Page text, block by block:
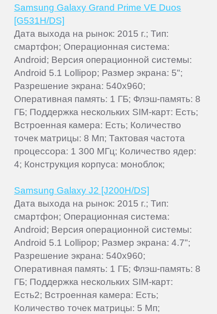
Samsung Galaxy Grand Prime VE Duos
[G531H/DS]
Дата выхода на рынок: 2015 г.; Тип:
смартфон; Операционная система:
Android; Версия операционной системы:
Android 5.1 Lollipop; Размер экрана: 5";
Разрешение экрана: 540x960;
Оперативная память: 1 ГБ; Флэш-память: 8
ГБ; Поддержка нескольких SIM-карт: Есть;
Встроенная камера: Есть; Количество
точек матрицы: 8 Мп; Тактовая частота
процессора: 1 300 МГц; Количество ядер:
4; Конструкция корпуса: моноблок;
Samsung Galaxy J2 [J200H/DS]
Дата выхода на рынок: 2015 г.; Тип:
смартфон; Операционная система:
Android; Версия операционной системы:
Android 5.1 Lollipop; Размер экрана: 4.7";
Разрешение экрана: 540x960;
Оперативная память: 1 ГБ; Флэш-память: 8
ГБ; Поддержка нескольких SIM-карт:
Есть2; Встроенная камера: Есть;
Количество точек матрицы: 5 Мп;